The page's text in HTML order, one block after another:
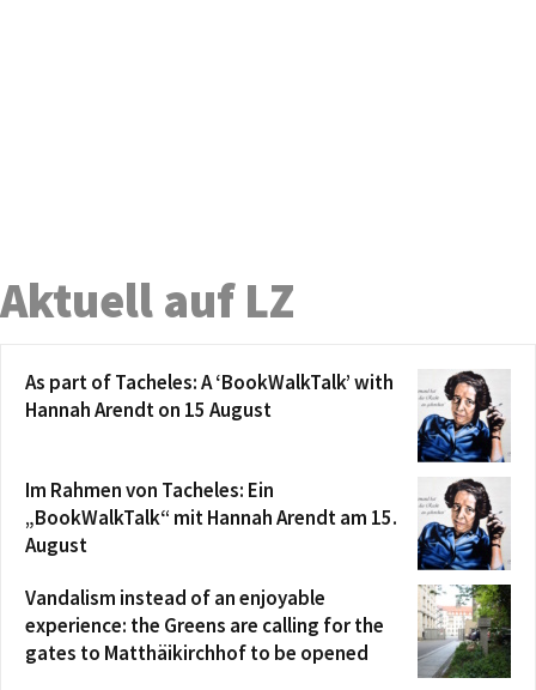
Aktuell auf LZ
As part of Tacheles: A ‘BookWalkTalk’ with
Hannah Arendt on 15 August
Im Rahmen von Tacheles: Ein
„BookWalkTalk“ mit Hannah Arendt am 15.
August
Vandalism instead of an enjoyable
experience: the Greens are calling for the
gates to Matthäikirchhof to be opened